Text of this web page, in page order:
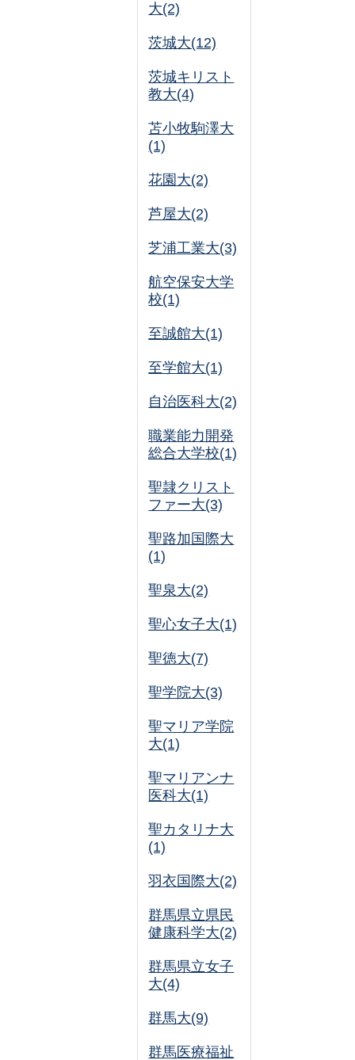
大(2)
茨城大(12)
茨城キリスト
教大(4)
苫小牧駒澤大
(1)
花園大(2)
芦屋大(2)
芝浦工業大(3)
航空保安大学
校(1)
至誠館大(1)
至学館大(1)
自治医科大(2)
職業能力開発
総合大学校(1)
聖隷クリスト
ファー大(3)
聖路加国際大
(1)
聖泉大(2)
聖心女子大(1)
聖徳大(7)
聖学院大(3)
聖マリア学院
大(1)
聖マリアンナ
医科大(1)
聖カタリナ大
(1)
羽衣国際大(2)
群馬県立県民
健康科学大(2)
群馬県立女子
大(4)
群馬大(9)
群馬医療福祉